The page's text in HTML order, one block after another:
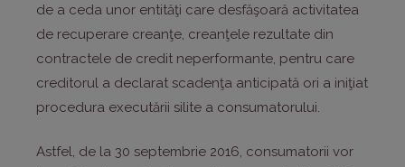
de a ceda unor entităţi care desfăşoară activitatea
de recuperare creanţe, creanţele rezultate din
contractele de credit neperformante, pentru care
creditorul a declarat scadenţa anticipată ori a iniţiat
procedura executării silite a consumatorului.
Astfel, de la 30 septembrie 2016, consumatorii vor